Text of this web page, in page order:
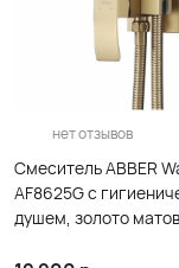
нет отзывов
Смеситель ABBER
AF8625G с
душем, золото